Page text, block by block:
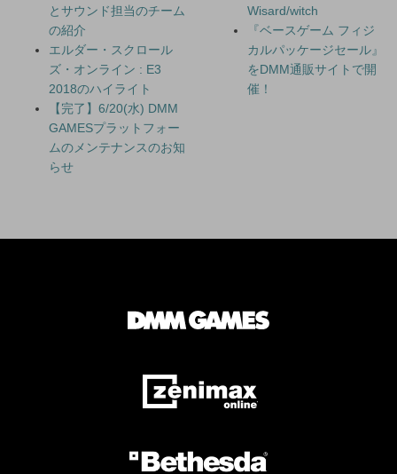
とサウンド担当のチーム
の紹介
エルダー・スクロール
ズ・オンライン : E3
2018のハイライト
【完了】6/20(水) DMM
GAMESプラットフォー
ムのメンテナンスのお知
らせ
Wisard/witch
『ベースゲーム フィジ
カルパッケージセール』
をDMM通販サイトで開
催！